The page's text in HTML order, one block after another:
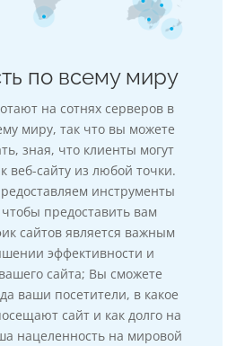
по всему миру
на сотнях серверов в
миру, так что вы можете
зная, что клиенты могут
веб-сайту из любой точки.
инструменты
предоставить вам
сайтов является важным
эффективности и
сайта; Вы сможете
ваши посетители, в какое
сайт и как долго на
нацеленность на мировой